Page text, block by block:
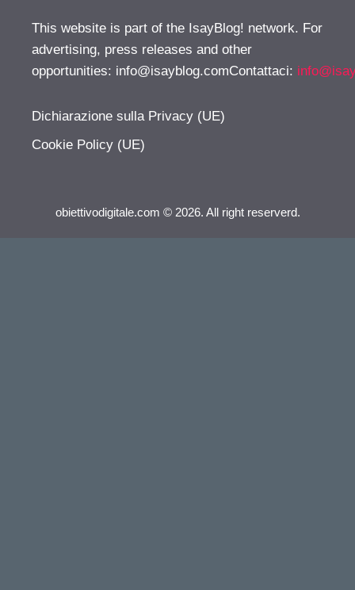
This website is part of the IsayBlog! network. For
advertising, press releases and other
opportunities: info@isayblog.comContattaci:
Dichiarazione sulla Privacy (UE)
Cookie Policy (UE)
obiettivodigitale.com © 2026. All right reserverd.